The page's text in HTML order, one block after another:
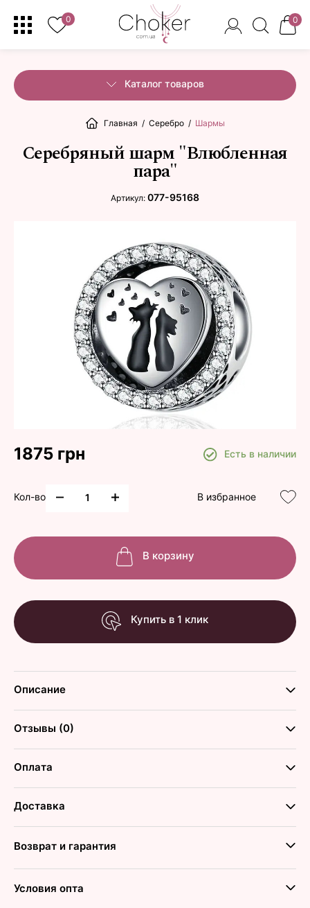
0 0
Каталог товаров
Главная / Серебро / Шармы
Серебряный шарм "Влюбленная
пара"
Артикул: 077-95168
1875 грн Есть в наличии
Кол-во В избранное
В корзину
Купить в 1 клик
Описание
Отзывы (0)
Оплата
Доставка
Возврат и гарантия
Условия опта